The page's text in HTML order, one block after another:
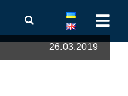
26.03.2019